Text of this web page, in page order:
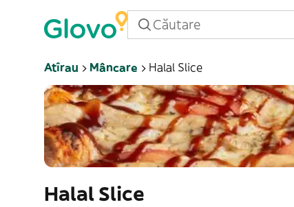
Atîrau Mâncare Halal Slice
Halal Slice